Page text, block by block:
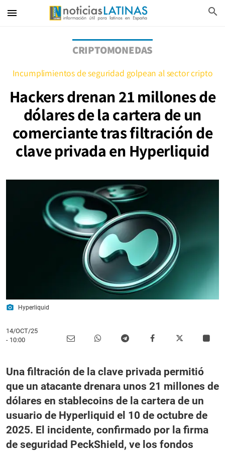
menu search
CRIPTOMONEDAS
Incumplimientos de seguridad golpean al sector cripto
Hackers drenan 21 millones de
dólares de la cartera de un
comerciante tras filtración de
clave privada en Hyperliquid
photo_camera Hyperliquid
14/OCT/25
- 10:00
Una filtración de la clave privada permitió
que un atacante drenara unos 21 millones de
dólares en stablecoins de la cartera de un
usuario de Hyperliquid el 10 de octubre de
2025. El incidente, confirmado por la firma
de seguridad PeckShield, ve los fondos